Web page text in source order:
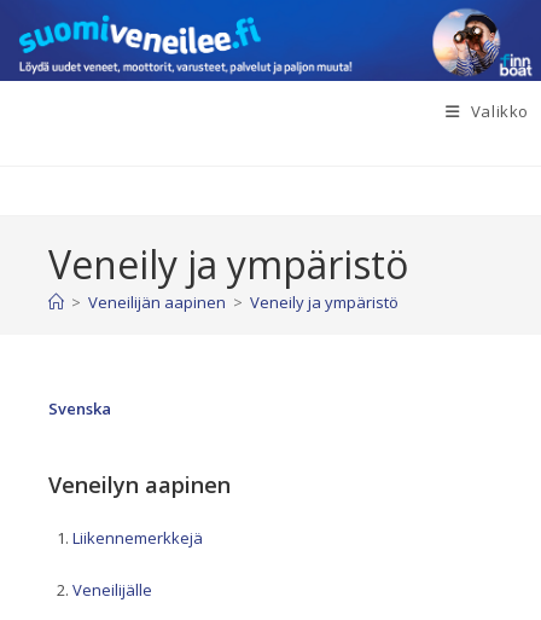
suoraan
sisältöön
Valikko
Veneily ja ympäristö
> Veneilijän aapinen > Veneily ja ympäristö
Svenska
Veneilyn aapinen
Liikennemerkkejä
Veneilijälle